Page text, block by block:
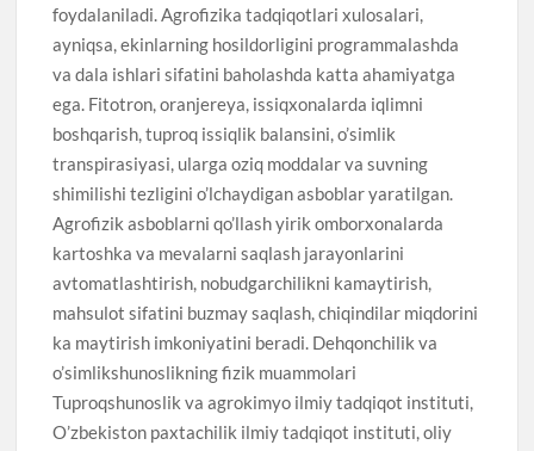
foydalaniladi. Agrofizika tadqiqotlari xulosalari,
ayniqsa, ekinlarning hosildorligini programmalashda
va dala ishlari sifatini baholashda katta ahamiyatga
ega. Fitotron, oranjereya, issiqxonalarda iqlimni
boshqarish, tuproq issiqlik balansini, o’simlik
transpirasiyasi, ularga oziq moddalar va suvning
shimilishi tezligini o’lchaydigan asboblar yaratilgan.
Agrofizik asboblarni qo’llash yirik omborxonalarda
kartoshka va mevalarni saqlash jarayonlarini
avtomatlashtirish, nobudgarchilikni kamaytirish,
mahsulot sifatini buzmay saqlash, chiqindilar miqdorini
ka maytirish imkoniyatini beradi. Dehqonchilik va
o’simlikshunoslikning fizik muammolari
Tuproqshunoslik va agrokimyo ilmiy tadqiqot instituti,
O’zbekiston paxtachilik ilmiy tadqiqot instituti, oliy